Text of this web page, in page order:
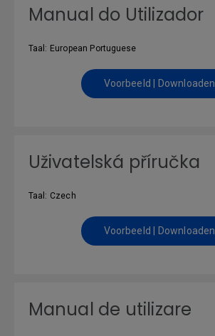
Manual do Utilizador
Taal: European Portuguese
Voorbeeld | Downloaden
Uživatelská příručka
Taal: Czech
Voorbeeld | Downloaden
Manual de utilizare